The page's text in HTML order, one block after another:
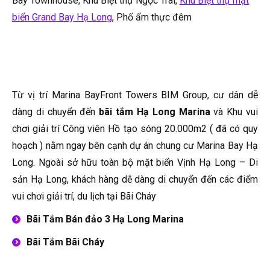
biển Grand Bay Hạ Long, Phố ẩm thực đêm
Từ vị trí Marina BayFront Towers BIM Group, cư dân dễ
dàng di chuyển đến bãi tắm Hạ Long Marina và Khu vui
chơi giải trí Công viên Hồ tạo sóng 20.000m2 ( đã có quy
hoạch ) nằm ngay bên cạnh dự án chung cư Marina Bay Hạ
Long. Ngoài sở hữu toàn bộ mặt biển Vịnh Hạ Long – Di
sản Hạ Long, khách hàng dễ dàng di chuyển đến các điểm
vui chơi giải trí, du lịch tại Bãi Cháy
Bãi Tắm Bán đảo 3 Hạ Long Marina
Bãi Tắm Bãi Cháy